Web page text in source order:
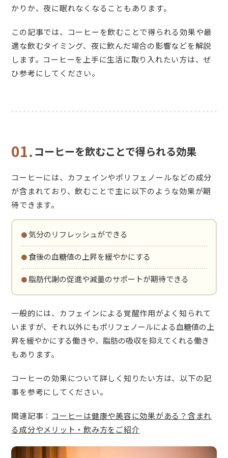
かりか、夜に眠れなくなることもあります。
この記事では、コーヒーを飲むことで得られる効果や最
適な飲むタイミング、夜に飲んだ場合の影響などを解説
します。コーヒーを上手に生活に取り入れたい方は、ぜ
ひ参考にしてください。
01. コーヒーを飲むことで得られる効果
コーヒーには、カフェインやポリフェノールなどの成分
が含まれており、飲むことで主に以下のような効果が期
待できます。
・気分のリフレッシュができる
・食後の血糖値の上昇を緩やかにする
・脂肪代謝の促進や減量のサポートが期待できる
一般的には、カフェインによる覚醒作用がよく知られて
いますが、それ以外にもポリフェノールによる血糖値の上
昇を緩やかにする働きや、脂肪の吸収を抑えてくれる働き
もあります。
コーヒーの効果について詳しく知りたい方は、以下の記
事を参考にしてください。
関連記事： コーヒーは健康や美容に効果がある？含まれ
る成分やメリット・飲み方をご紹介